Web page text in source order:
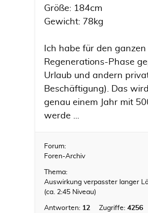
Größe: 184cm
Gewicht: 78kg
Ich habe für den ganzen
Regenerations-Phase
Urlaub und andern
Beschäftigung). Das
genau einem Jahr mit
werde ...
Forum:
Foren-Archiv
Thema:
Auswirkung verpasster langer
(ca. 2:45 Niveau)
Antworten: 12 Zugriffe: 4256